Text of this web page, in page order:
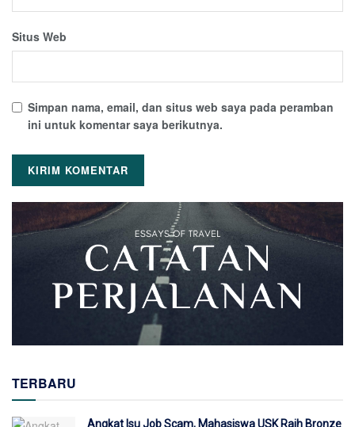
Situs Web
Simpan nama, email, dan situs web saya pada peramban
ini untuk komentar saya berikutnya.
TERBARU
Angkat Isu Job Scam, Mahasiswa USK Raih Bronze